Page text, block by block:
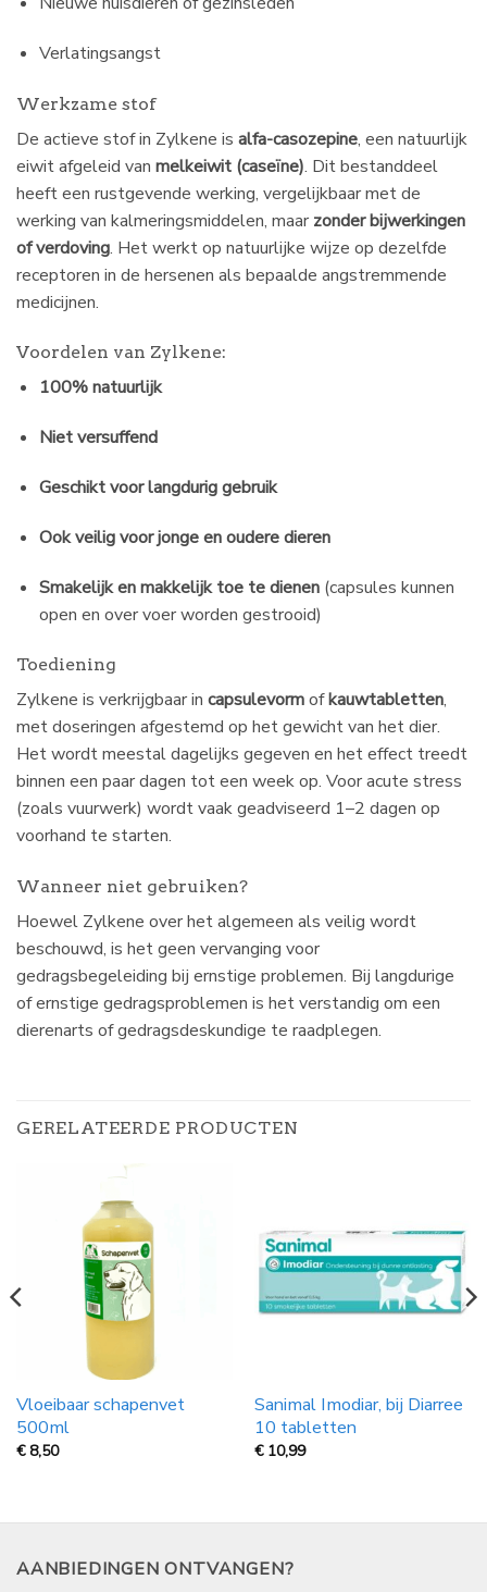
Verlatingsangst
Werkzame stof
De actieve stof in Zylkene is alfa-casozepine, een natuurlijk
eiwit afgeleid van melkeiwit (caseïne). Dit bestanddeel
heeft een rustgevende werking, vergelijkbaar met de
werking van kalmeringsmiddelen, maar zonder bijwerkingen
of verdoving. Het werkt op natuurlijke wijze op dezelfde
receptoren in de hersenen als bepaalde angstremmende
medicijnen.
Voordelen van Zylkene:
100% natuurlijk
Niet versuffend
Geschikt voor langdurig gebruik
Ook veilig voor jonge en oudere dieren
Smakelijk en makkelijk toe te dienen(capsules kunnen
open en over voer worden gestrooid)
Toediening
Zylkene is verkrijgbaar in capsulevormofkauwtabletten,
met doseringen afgestemd op het gewicht van het dier.
Het wordt meestal dagelijks gegeven en het effect treedt
binnen een paar dagen tot een week op. Voor acute stress
(zoals vuurwerk) wordt vaak geadviseerd 1–2 dagen op
voorhand te starten.
Wanneer niet gebruiken?
Hoewel Zylkene over het algemeen als veilig wordt
beschouwd, is het geen vervanging voor
gedragsbegeleiding bij ernstige problemen. Bij langdurige
of ernstige gedragsproblemen is het verstandig om een
dierenarts of gedragsdeskundige te raadplegen.
GERELATEERDE PRODUCTEN
Vloeibaar schapenvet
500ml
€8,50
Sanimal Imodiar, bij Diarree
10 tabletten
€ 10,99
AANBIEDINGEN ONTVANGEN?